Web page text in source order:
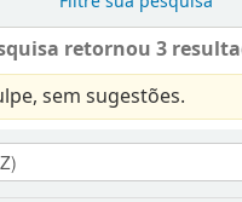
retornou 3
sem sugestões.